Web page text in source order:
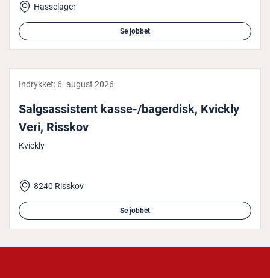
Hasselager
Se jobbet
Indrykket: 6. august 2026
Salgs­as­si­stent kasse-/bagerdisk, Kvickly
Veri, Risskov
Kvickly
8240 Risskov
Se jobbet